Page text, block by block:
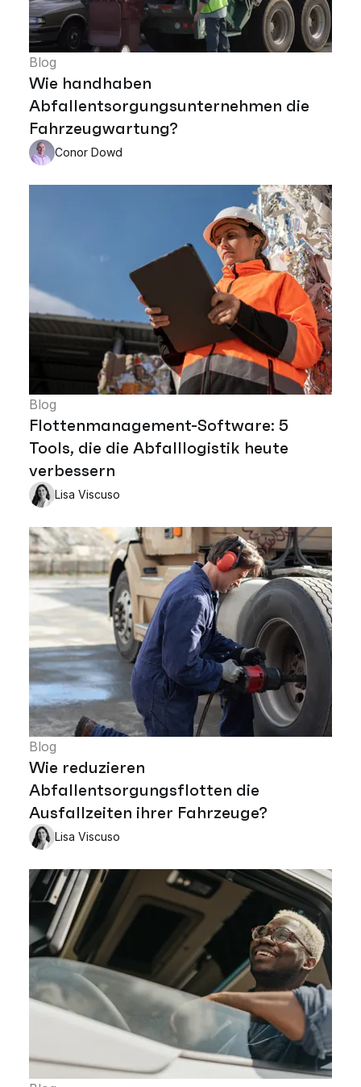
Blog
Wie handhaben
Abfallentsorgungsunternehmen die
Fahrzeugwartung?
Conor Dowd
Blog
Flottenmanagement-Software: 5
Tools, die die Abfalllogistik heute
verbessern
Lisa Viscuso
Blog
Wie reduzieren
Abfallentsorgungsflotten die
Ausfallzeiten ihrer Fahrzeuge?
Lisa Viscuso